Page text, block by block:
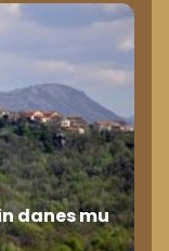
danes mu